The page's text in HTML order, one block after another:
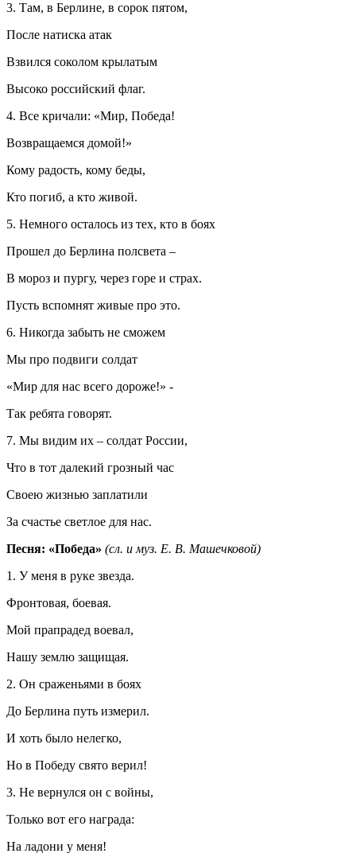
3. Там, в Берлине, в сорок пятом,
После натиска атак
Взвился соколом крылатым
Высоко российский флаг.
4. Все кричали: «Мир, Победа!
Возвращаемся домой!»
Кому радость, кому беды,
Кто погиб, а кто живой.
5. Немного осталось из тех, кто в боях
Прошел до Берлина полсвета –
В мороз и пургу, через горе и страх.
Пусть вспомнят живые про это.
6. Никогда забыть не сможем
Мы про подвиги солдат
«Мир для нас всего дороже!» -
Так ребята говорят.
7. Мы видим их – солдат России,
Что в тот далекий грозный час
Своею жизнью заплатили
За счастье светлое для нас.
Песня: «Победа» (сл. и муз. Е. В. Машечковой)
1. У меня в руке звезда.
Фронтовая, боевая.
Мой прапрадед воевал,
Нашу землю защищая.
2. Он сраженьями в боях
До Берлина путь измерил.
И хоть было нелегко,
Но в Победу свято верил!
3. Не вернулся он с войны,
Только вот его награда:
На ладони у меня!